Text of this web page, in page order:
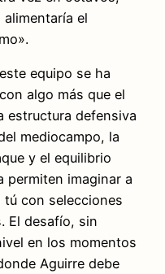
el
equipo se ha
algo más que el
estructura defensiva
mediocampo, la
y el equilibrio
permiten imaginar a
con selecciones
El desafío, sin
en los momentos
Aguirre debe